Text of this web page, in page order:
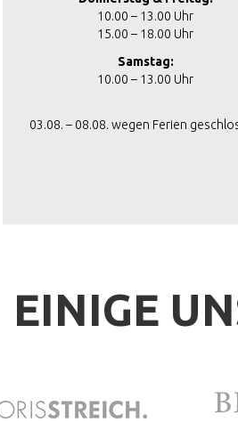
10.00 – 13.00 Uhr
15.00 – 18.00 Uhr
Samstag:
10.00 – 13.00 Uhr
03.08. – 08.08. wegen Ferien
EINIGE